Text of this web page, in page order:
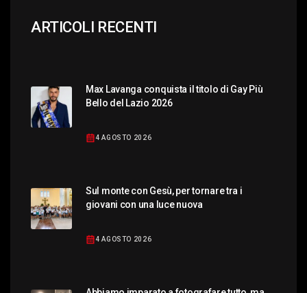
ARTICOLI RECENTI
Max Lavanga conquista il titolo di Gay Più
Bello del Lazio 2026
4 AGOSTO 2026
Sul monte con Gesù, per tornare tra i
giovani con una luce nuova
4 AGOSTO 2026